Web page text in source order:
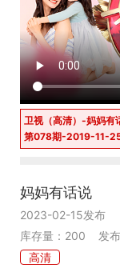
卫视（高清）-妈妈有
第078期-2019-11-
妈妈有话说
2023-02-15发布
库存量：200 发布
高清